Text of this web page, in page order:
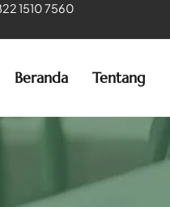
1510 7560
Beranda Tentang